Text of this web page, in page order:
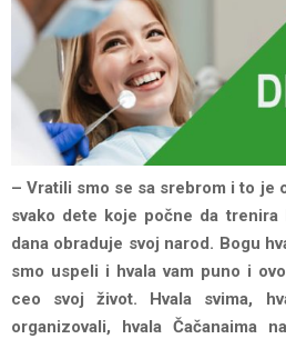
– Vratili smo se sa srebrom i to je
svako dete koje počne da trenira
dana obraduje svoj narod. Bogu
smo uspeli i hvala vam puno i
ceo svoj život. Hvala svima,
organizovali, hvala Čačanaima